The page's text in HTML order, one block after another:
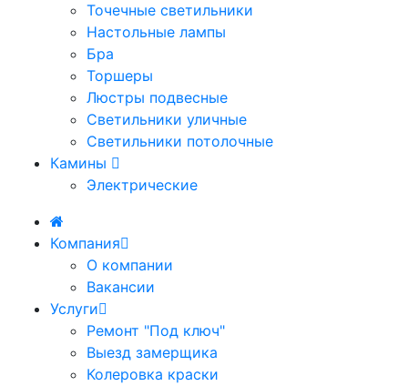
Точечные светильники
Настольные лампы
Бра
Торшеры
Люстры подвесные
Светильники уличные
Светильники потолочные
Камины
Электрические
Компания
О компании
Вакансии
Услуги
Ремонт "Под ключ"
Выезд замерщика
Колеровка краски